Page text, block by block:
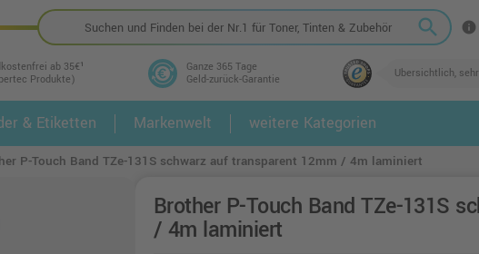
search info
ab 35€¹
Produkte)
Ganze 365 Tage
Geld-zurück-Garantie
Übersichtlich,
2.
& Etiketten Markenwelt weitere Kategorien
P-Touch Band TZe-131S schwarz auf transparent 12mm / 4m laminiert
Brother P-Touch Band TZe-131S
/ 4m laminiert